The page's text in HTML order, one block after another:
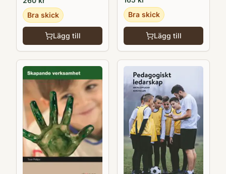
Bra skick
Lägg till
Bra skick
Lägg till